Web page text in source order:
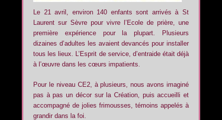
Le 21 avril, environ 140 enfants sont arrivés à St
Laurent sur Sèvre pour vivre l’Ecole de prière, une
première expérience pour la plupart. Plusieurs
dizaines d’adultes les avaient devancés pour installer
tous les lieux. L’Esprit de service, d’entraide était déjà
à l’œuvre dans les cœurs impatients.
Pour le niveau CE2, à plusieurs, nous avons imaginé
pas à pas un décor sur la Création, puis accueilli et
accompagné de jolies frimousses, témoins appelés à
grandir dans la foi.